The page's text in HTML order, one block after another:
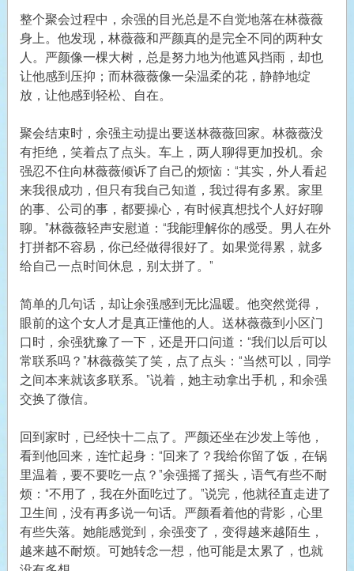
整个聚会过程中，余强的目光总是不自觉地落在林薇薇
身上。他发现，林薇薇和严颜真的是完全不同的两种女
人。严颜像一棵大树，总是努力地为他遮风挡雨，却也
让他感到压抑；而林薇薇像一朵温柔的花，静静地绽
放，让他感到轻松、自在。
聚会结束时，余强主动提出要送林薇薇回家。林薇薇没
有拒绝，笑着点了点头。车上，两人聊得更加投机。余
强忍不住向林薇薇倾诉了自己的烦恼：“其实，外人看起
来我很成功，但只有我自己知道，我过得有多累。家里
的事、公司的事，都要操心，有时候真想找个人好好聊
聊。”林薇薇轻声安慰道：“我能理解你的感受。男人在外
打拼都不容易，你已经做得很好了。如果觉得累，就多
给自己一点时间休息，别太拼了。”
简单的几句话，却让余强感到无比温暖。他突然觉得，
眼前的这个女人才是真正懂他的人。送林薇薇到小区门
口时，余强犹豫了一下，还是开口问道：“我们以后可以
常联系吗？”林薇薇笑了笑，点了点头：“当然可以，同学
之间本来就该多联系。”说着，她主动拿出手机，和余强
交换了微信。
回到家时，已经快十二点了。严颜还坐在沙发上等他，
看到他回来，连忙起身：“回来了？我给你留了饭，在锅
里温着，要不要吃一点？”余强摇了摇头，语气有些不耐
烦：“不用了，我在外面吃过了。”说完，他就径直走进了
卫生间，没有再多说一句话。严颜看着他的背影，心里
有些失落。她能感觉到，余强变了，变得越来越陌生，
越来越不耐烦。可她转念一想，他可能是太累了，也就